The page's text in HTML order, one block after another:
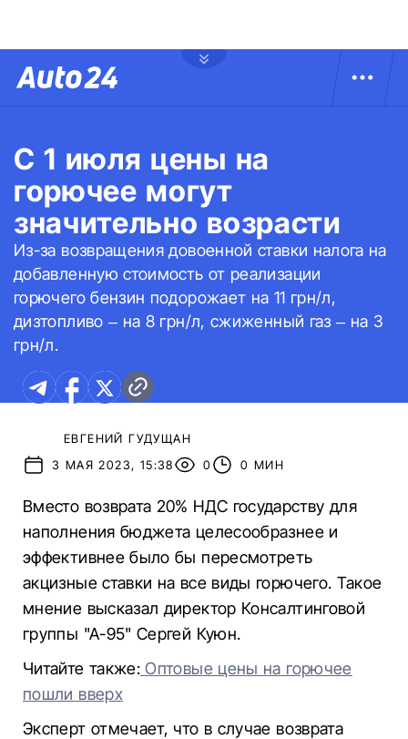
С 1 июля цены на
горючее могут
значительно возрасти
Из-за возвращения довоенной ставки налога на
добавленную стоимость от реализации
горючего бензин подорожает на 11 грн/л,
дизтопливо – на 8 грн/л, сжиженный газ – на 3
грн/л.
ЕВГЕНИЙ ГУДУЩАН
3 МАЯ 2023, 15:38
0 0 МИН
Вместо возврата 20% НДС государству для
наполнения бюджета целесообразнее и
эффективнее было бы пересмотреть
акцизные ставки на все виды горючего. Такое
мнение высказал директор Консалтинговой
группы "А-95" Сергей Куюн.
Читайте также: Оптовые цены на горючее
пошли вверх
Эксперт отмечает, что в случае возврата